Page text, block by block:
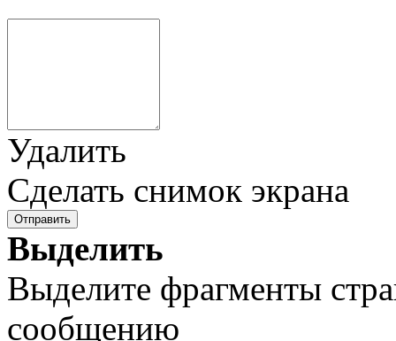
Удалить
Сделать снимок экрана
Отправить
Выделить
Выделите фрагменты
сообщению